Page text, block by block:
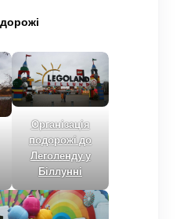
Організація
подорожі до
Леголенду у
Біллунні